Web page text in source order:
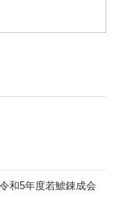
和5年度若鯱錬成会